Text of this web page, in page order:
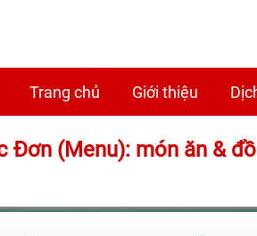
Trang chủ Giới thiệu
Đơn (Menu): món ăn &